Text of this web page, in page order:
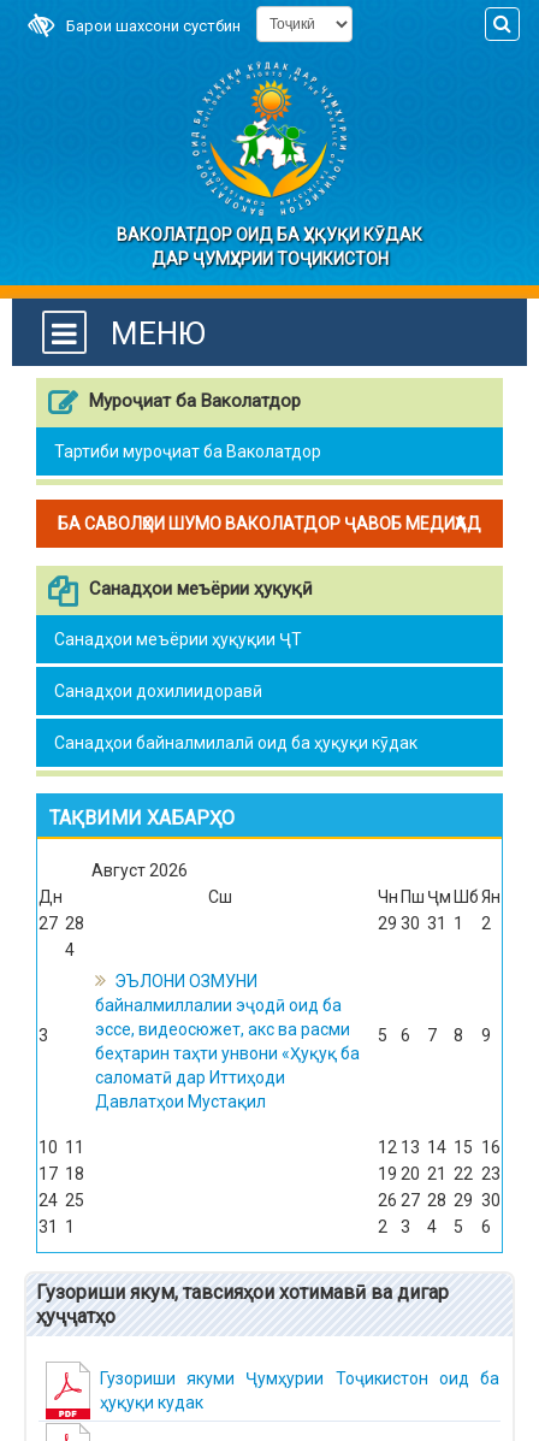
Барои шахсони сустбин
ВАКОЛАТДОР ОИД БА ҲУҚУҚИ КӮДАК
ДАР ҶУМҲУРИИ ТОҶИКИСТОН
МЕНЮ
Муроҷиат ба Ваколатдор
Тартиби муроҷиат ба Ваколатдор
БА САВОЛҲОИ ШУМО ВАКОЛАТДОР ҶАВОБ МЕДИҲАД
Санадҳои меъёрии ҳуқуқӣ
Санадҳои меъёрии ҳуқуқии ҶТ
Санадҳои дохилиидоравӣ
Санадҳои байналмилалӣ оид ба ҳуқуқи кӯдак
ТАҚВИМИ ХАБАРҲО
Август2026
Дн
Сш Чн Пш Ҷм ШбЯн
27 28 29 30 31 1 2
3
4
ЭЪЛОНИ ОЗМУНИ
байналмиллалии эҷодӣ оид ба
эссе, видеосюжет, акс ва расми
беҳтарин таҳти унвони «Ҳуқуқ ба
саломатӣ дар Иттиҳоди
Давлатҳои Мустақил
5 6 7 8 9
10 11 12 13 14 15 16
17 18 19 20 21 22 23
24 25 26 27 28 29 30
31
1 2 3 4 5 6
Гузориши якум, тавсияҳои хотимавӣ ва дигар
ҳуҷҷатҳо
Гузориши якуми Ҷумҳурии Тоҷикистон оид ба
ҳуқуқи кудак